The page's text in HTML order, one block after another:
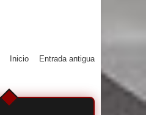
Entrada antigua
Inicio